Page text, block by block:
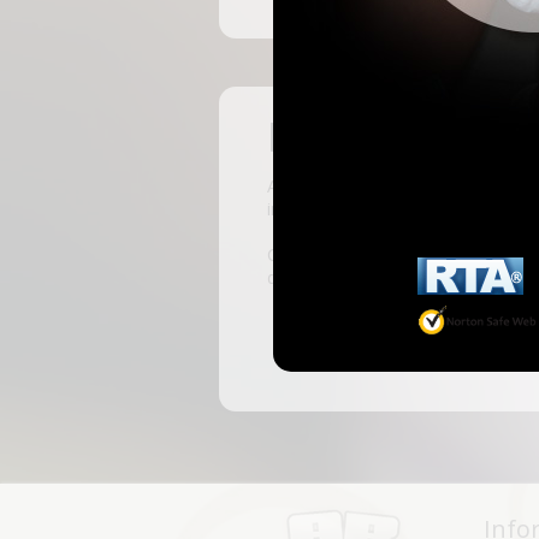
Pas encore
ABKingdom est le site français de
inscrivant, vous pourrez accéder
C'est rapide et gratuit, des milliers
discussions, faire des rencontres,